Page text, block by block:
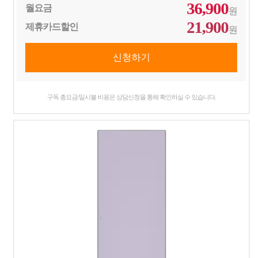
월요금 36,900원
제휴카드할인
21,900원
구독 총요금/일시불 비용은 상담신청을 통해 확인하실 수 있습니다.